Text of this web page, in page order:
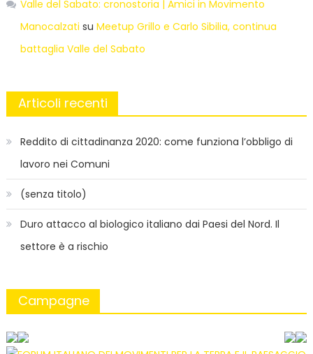
Valle del Sabato: cronostoria | Amici in Movimento
Manocalzati su Meetup Grillo e Carlo Sibilia, continua
battaglia Valle del Sabato
Articoli recenti
Reddito di cittadinanza 2020: come funziona l’obbligo di
lavoro nei Comuni
(senza titolo)
Duro attacco al biologico italiano dai Paesi del Nord. Il
settore è a rischio
Campagne